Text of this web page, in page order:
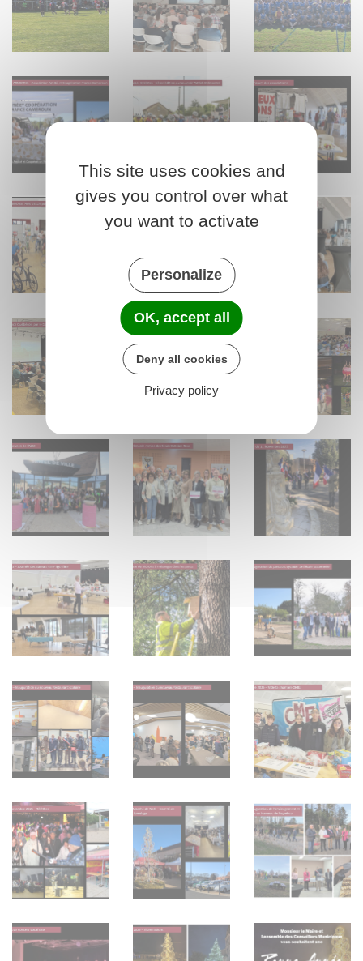
This site uses cookies and
gives you control over what
you want to activate
Personalize
OK, accept all
Deny all cookies
Privacy policy